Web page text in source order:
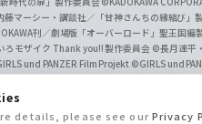
details, please see ourPrivacy
藤マーシー・講談社／「甘神さんちの縁結び」
刊／劇場版「オーバーロード」聖王国編
ろモザイク Thank you!! 製作委員会 ©長月達平
und PANZER Film Projekt ©GIRLS und